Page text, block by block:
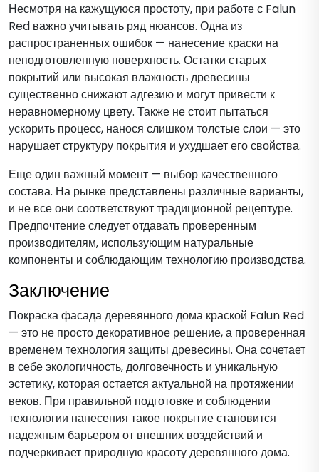
Несмотря на кажущуюся простоту, при работе с Falun
Red важно учитывать ряд нюансов. Одна из
распространенных ошибок — нанесение краски на
неподготовленную поверхность. Остатки старых
покрытий или высокая влажность древесины
существенно снижают адгезию и могут привести к
неравномерному цвету. Также не стоит пытаться
ускорить процесс, нанося слишком толстые слои — это
нарушает структуру покрытия и ухудшает его свойства.
Еще один важный момент — выбор качественного
состава. На рынке представлены различные варианты,
и не все они соответствуют традиционной рецептуре.
Предпочтение следует отдавать проверенным
производителям, использующим натуральные
компоненты и соблюдающим технологию производства.
Заключение
Покраска фасада деревянного дома краской Falun Red
— это не просто декоративное решение, а проверенная
временем технология защиты древесины. Она сочетает
в себе экологичность, долговечность и уникальную
эстетику, которая остается актуальной на протяжении
веков. При правильной подготовке и соблюдении
технологии нанесения такое покрытие становится
надежным барьером от внешних воздействий и
подчеркивает природную красоту деревянного дома.